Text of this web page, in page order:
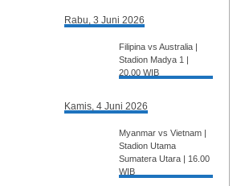
Rabu, 3 Juni 2026
Filipina vs Australia |
Stadion Madya 1 |
20.00 WIB
Kamis, 4 Juni 2026
Myanmar vs Vietnam |
Stadion Utama
Sumatera Utara | 16.00
WIB